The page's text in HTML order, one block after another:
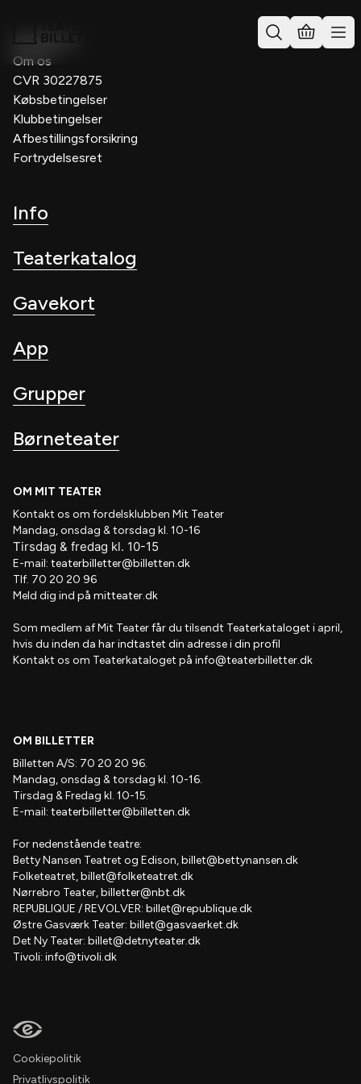
Kontakt os
Om os
CVR 30227875
Købsbetingelser
Klubbetingelser
Afbestillingsforsikring
Fortrydelsesret
Info
Teaterkatalog
Gavekort
App
Grupper
Børneteater
OM MIT TEATER
Kontakt os om fordelsklubben Mit Teater
Mandag, onsdag & torsdag kl. 10-16
Tirsdag & fredag kl. 10-15
E-mail: teaterbilletter@billetten.dk
Tlf. 70 20 20 96
Meld dig ind på mitteater.dk
Som medlem afMit Teaterfår du tilsendt Teaterkataloget i april,
hvis du inden da har indtastet din adresse i din profil
Kontakt os om Teaterkataloget på info@teaterbilletter.dk
OM BILLETTER
Billetten A/S: 70 20 20 96.
Mandag, onsdag & torsdag kl. 10-16.
Tirsdag & Fredag kl. 10-15.
E-mail: teaterbilletter@billetten.dk
For nedenstående teatre:
Betty Nansen Teatret og Edison,billet@bettynansen.dk
Folketeatret,billet@folketeatret.dk
Nørrebro Teater,billetter@nbt.dk
REPUBLIQUE / REVOLVER: billet@republique.dk
Østre Gasværk Teater: billet@gasvaerket.dk
Det Ny Teater: billet@detnyteater.dk
Tivoli: info@tivoli.dk
Cookiepolitik
Privatlivspolitik